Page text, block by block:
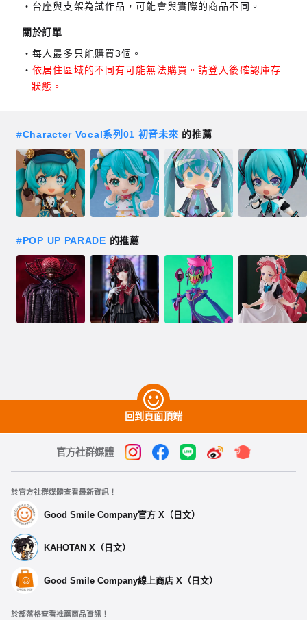
台座與支架為試作品，可能會與實際的商品不同。
關於訂單
每人最多只能購買3個。
依居住區域的不同有可能無法購買。請登入後確認庫存
狀態。
#Character Vocal系列01 初音未來 的推薦
#POP UP PARADE 的推薦
回到頁面頂端
官方社群媒體
於官方社群媒體查看最新資訊！
Good Smile Company官方 X（日文）
KAHOTAN X（日文）
Good Smile Company線上商店 X（日文）
於部落格查看推薦商品資訊！